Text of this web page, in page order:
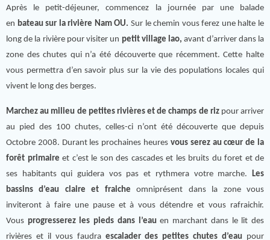
Après le petit-déjeuner, commencez la journée par une balade
en bateau sur la rivière Nam OU. Sur le chemin vous ferez une halte le
long de la rivière pour visiter un petit village lao, avant d’arriver dans la
zone des chutes qui n’a été découverte que récemment. Cette halte
vous permettra d’en savoir plus sur la vie des populations locales qui
vivent le long des berges.
Marchez au milieu de petites rivières et de champs de rizpour arriver
au pied des 100 chutes, celles-ci n’ont été découverte que depuis
Octobre 2008. Durant les prochaines heures vous serez au cœur de la
forêt primaire et c’est le son des cascades et les bruits du foret et de
ses habitants qui guidera vos pas et rythmera votre marche. Les
bassins d’eau claire et fraiche omniprésent dans la zone vous
inviteront à faire une pause et à vous détendre et vous rafraichir.
Vous progresserez les pieds dans l’eauen marchant dans le lit des
rivières et il vous faudra escalader des petites chutes d’eau pour